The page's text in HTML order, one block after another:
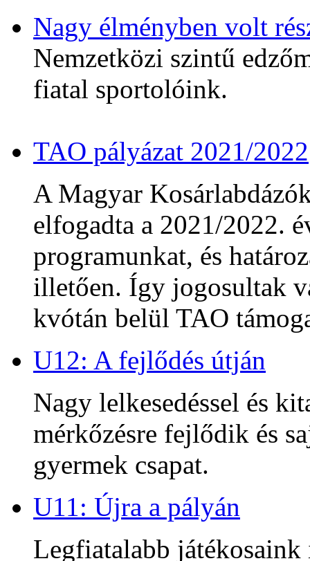
Nagy élményben volt
Nemzetközi szintű
fiatal sportolóink.
TAO pályázat 2021/2022
A Magyar
elfogadta a 2021/2022.
programunkat, és
illetően. Így jogosultak
kvótán belül TAO
U12: A fejlődés útján
Nagy lelkesedéssel és
mérkőzésre fejlődik és
gyermek csapat.
U11: Újra a pályán
Legfiatalabb